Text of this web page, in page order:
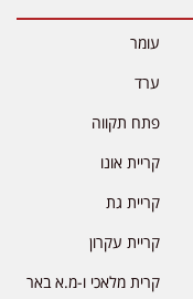
עומר
ערד
פתח תקווה
קריית אונו
קריית גת
קריית עקרון
קרית מלאכי ו-מ.א באר